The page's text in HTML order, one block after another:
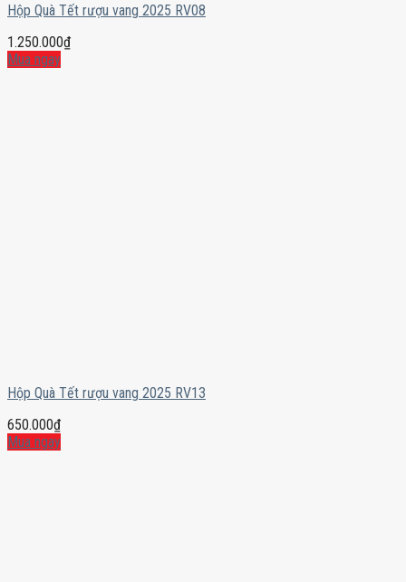
Hộp Quà Tết rượu vang 2025 RV08
1.250.000₫
Mua ngay
Hộp Quà Tết rượu vang 2025 RV13
650.000₫
Mua ngay